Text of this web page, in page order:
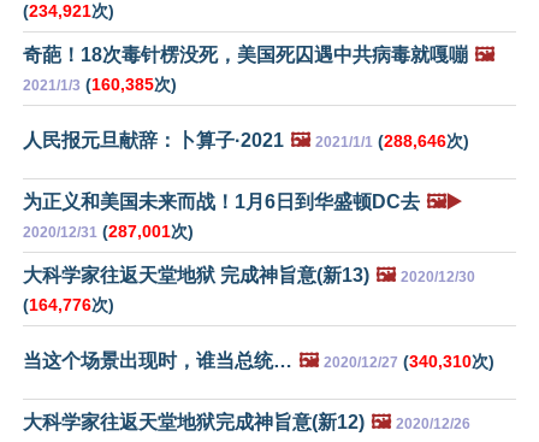
(234,921次)
奇葩！18次毒针楞没死，美国死囚遇中共病毒就嘎嘣 🖼️
2021/1/3 (160,385次)
人民报元旦献辞：卜算子·2021 🖼️ 2021/1/1 (288,646次)
为正义和美国未来而战！1月6日到华盛顿DC去 🖼️▶️
2020/12/31 (287,001次)
大科学家往返天堂地狱 完成神旨意(新13) 🖼️ 2020/12/30
(164,776次)
当这个场景出现时，谁当总统… 🖼️ 2020/12/27 (340,310次)
大科学家往返天堂地狱完成神旨意(新12) 🖼️ 2020/12/26